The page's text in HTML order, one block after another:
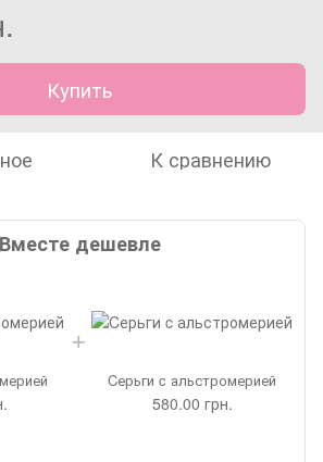
Купить
К сравнению
Вместе дешевле
Cерьги c альстромерией
580.00 грн.